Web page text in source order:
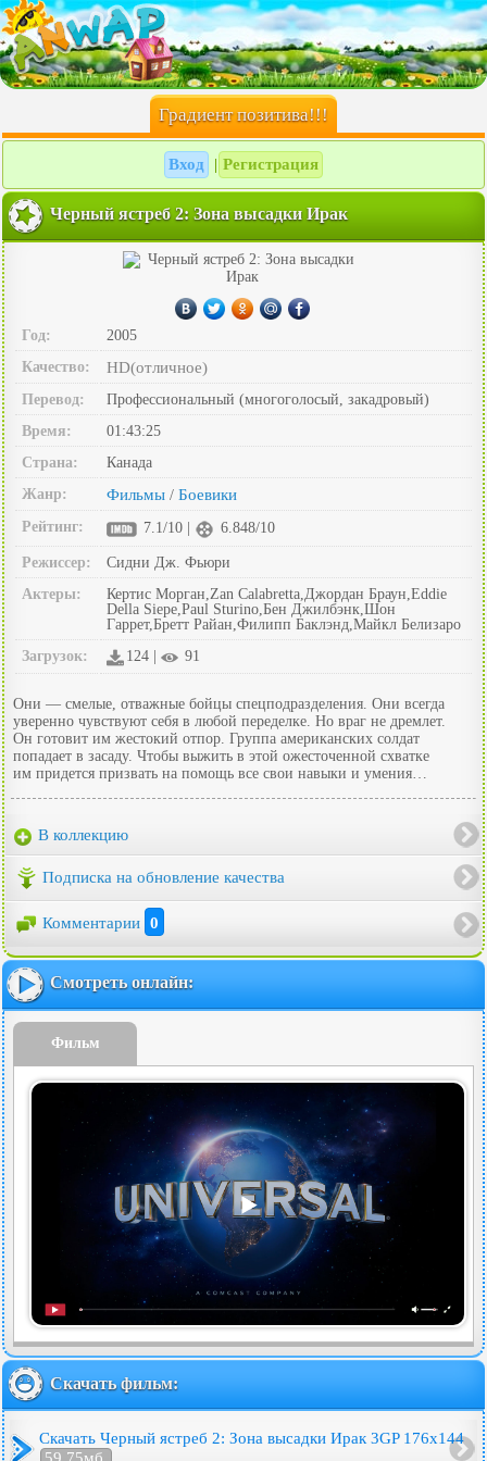
Градиент позитива!!!
Вход Регистрация
Черный ястреб 2: Зона высадки Ирак
Год:
2005
Качество:
HD(отличное)
Перевод:
Профессиональный (многоголосый, закадровый)
Время:
01:43:25
Страна:
Канада
Жанр:
Фильмы / Боевики
Рейтинг: 7.1/10 | 6.848/10
Режиссер:
Сидни Дж. Фьюри
Актеры:
Кертис Морган,Zan Calabretta,Джордан Браун,Eddie
Della Siepe,Paul Sturino,Бен Джилбэнк,Шон
Гаррет,Бретт Райан,Филипп Баклэнд,Майкл Белизаро
Загрузок:
124 | 91
Они — смелые, отважные бойцы спецподразделения. Они всегда
уверенно чувствуют себя в любой переделке. Но враг не дремлет.
Он готовит им жестокий отпор. Группа американских солдат
попадает в засаду. Чтобы выжить в этой ожесточенной схватке
им придется призвать на помощь все свои навыки и умения…
В коллекцию
Подписка на обновление качества
Комментарии 0
Смотреть онлайн:
Фильм
Скачать фильм:
Скачать Черный ястреб 2: Зона высадки Ирак 3GP 176x144